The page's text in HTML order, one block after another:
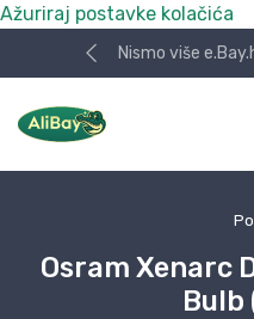
Ažuriraj postavke kolačića
Nismo više
Osram Xenarc
Bulb